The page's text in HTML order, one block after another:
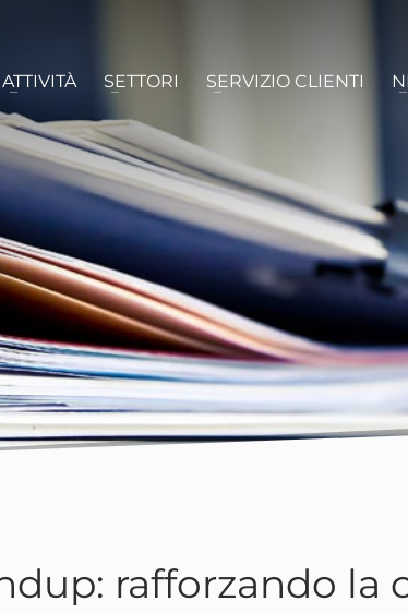
ATTIVITÀ SETTORI SERVIZIO CLIENTI
rafforzando